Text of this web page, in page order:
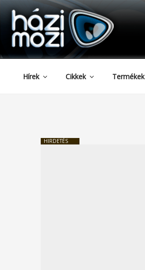
Tartalomhoz
HAZIMOZI
Hírek Cikkek Termékek
HIRDETÉS